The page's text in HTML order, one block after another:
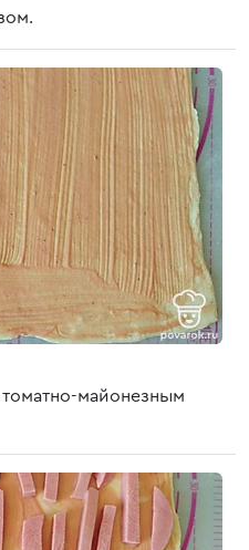
томатно-майонезным